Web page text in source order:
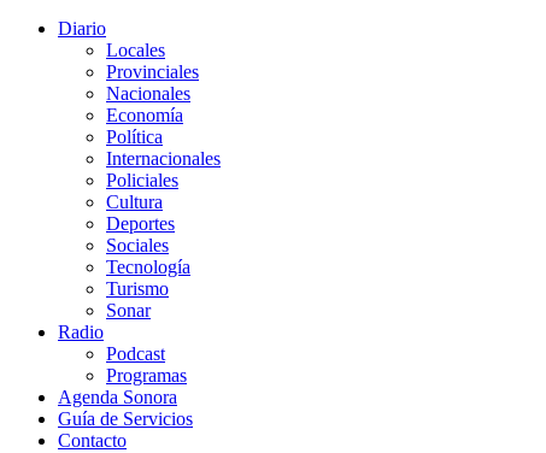
Diario
Locales
Provinciales
Nacionales
Economía
Política
Internacionales
Policiales
Cultura
Deportes
Sociales
Tecnología
Turismo
Sonar
Radio
Podcast
Programas
Agenda Sonora
Guía de Servicios
Contacto